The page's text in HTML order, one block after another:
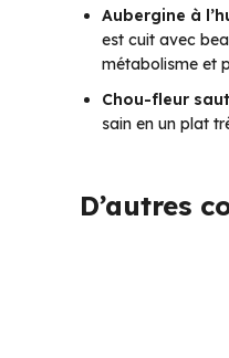
Aubergine à
est cuit avec
métabolisme et
Chou-fleur
sain en un plat
D’autres